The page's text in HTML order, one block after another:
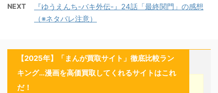
NEXT
『ゆうえんち-バキ外伝-』24話「最終関門」の感想
（※ネタバレ注意）
【2025年】「まんが買取サイト」徹底比較ラン
キング…漫画を高価買取してくれるサイトはこれ
だ！